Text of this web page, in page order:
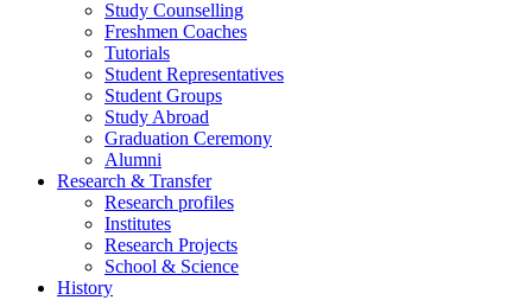
Study Counselling
Freshmen Coaches
Tutorials
Student Representatives
Student Groups
Study Abroad
Graduation Ceremony
Alumni
Research & Transfer
Research profiles
Institutes
Research Projects
School & Science
History